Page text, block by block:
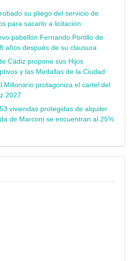
su pliego del servicio de
para sacarlo a licitación
pabellón Fernando Portillo de
años después de su clausura
Cádiz propone sus Hijos
y las Medallas de la Ciudad
Millonario protagoniza el cartel del
2027
viviendas protegidas de alquiler
de Marconi se encuentran al 25%